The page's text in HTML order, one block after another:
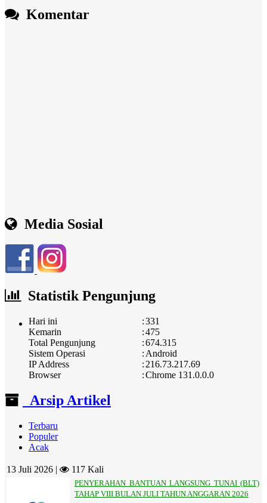
Komentar
Media Sosial
Statistik Pengunjung
Hari ini :331
Kemarin
:475
Total Pengunjung
:674.315
Sistem Operasi
: Android
IP Address
: 216.73.217.69
Browser
:Chrome 131.0.0.0
Arsip Artikel
Terbaru
Populer
Acak
13 Juli 2026 | 117 Kali
PENYERAHAN BANTUAN LANGSUNG TUNAI (BLT)
TAHAP VIII BULAN JULI TAHUN ANGGARAN 2026